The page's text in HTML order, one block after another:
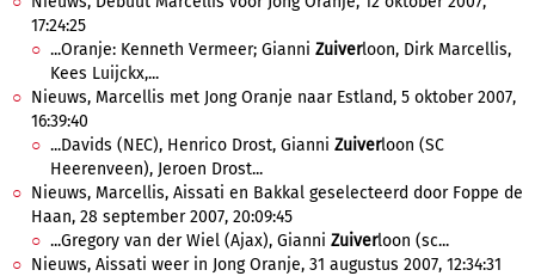
17:24:25
...Oranje: Kenneth Vermeer; Gianni Zuiverloon, Dirk Marcellis,
Kees Luijckx,...
Nieuws, Marcellis met Jong Oranje naar Estland, 5 oktober 2007,
16:39:40
...Davids (NEC), Henrico Drost, Gianni Zuiverloon (SC
Heerenveen), Jeroen Drost...
Nieuws, Marcellis, Aissati en Bakkal geselecteerd door Foppe de
Haan, 28 september 2007, 20:09:45
...Gregory van der Wiel (Ajax), Gianni Zuiverloon (sc...
Nieuws, Aissati weer in Jong Oranje, 31 augustus 2007, 12:34:31